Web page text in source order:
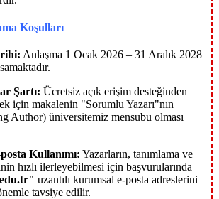
Koşulları
Anlaşma 1 Ocak 2026 – 31 Aralık 2028
Şartı: Ücretsiz açık erişim desteğinden
için makalenin "Sorumlu Yazarı"nın
Author) üniversitemiz mensubu olması
Kullanımı: Yazarların, tanımlama ve
hızlı ilerleyebilmesi için başvurularında
uzantılı kurumsal e-posta adreslerini
tavsiye edilir.